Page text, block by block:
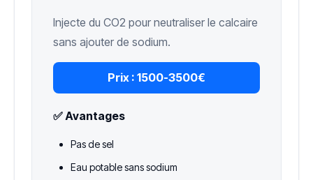
Injecte du CO2 pour neutraliser le calcaire
sans ajouter de sodium.
Prix : 1500-3500€
✅ Avantages
Pas de sel
Eau potable sans sodium